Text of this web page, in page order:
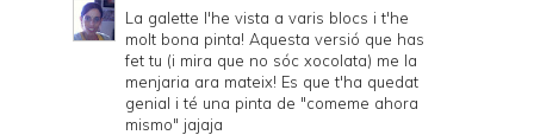
La galette l'he vista a varis blocs i t'he
molt bona pinta! Aquesta versió que has
fet tu (i mira que no sóc xocolata) me la
menjaria ara mateix! Es que t'ha quedat
genial i té una pinta de "comeme ahora
mismo" jajaja